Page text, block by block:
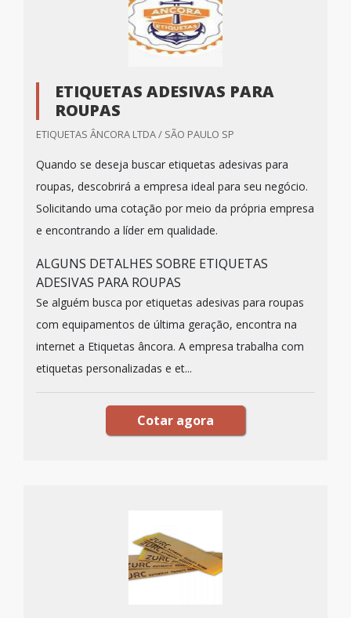
ETIQUETAS ADESIVAS PARA
ROUPAS
ETIQUETAS ÂNCORA LTDA / SÃO PAULO SP
Quando se deseja buscar etiquetas adesivas para
roupas, descobrirá a empresa ideal para seu negócio.
Solicitando uma cotação por meio da própria empresa
e encontrando a líder em qualidade.
ALGUNS DETALHES SOBRE ETIQUETAS
ADESIVAS PARA ROUPAS
Se alguém busca por etiquetas adesivas para roupas
com equipamentos de última geração, encontra na
internet a Etiquetas âncora. A empresa trabalha com
etiquetas personalizadas e et...
Cotar agora